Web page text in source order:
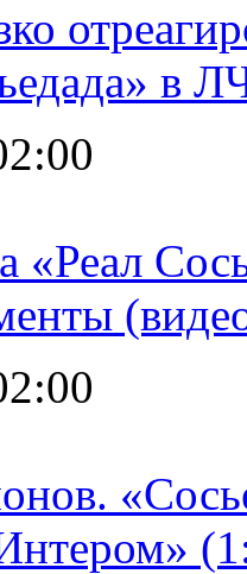
в
«Реал